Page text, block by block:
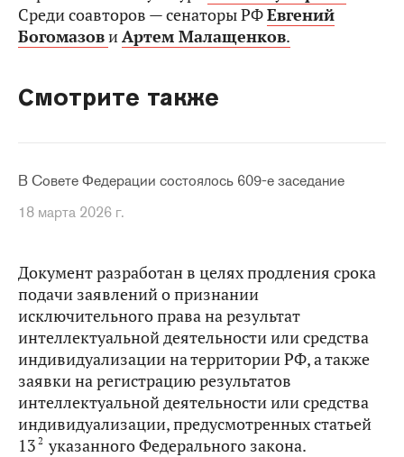
Среди соавторов — сенаторы РФЕвгений
БогомазовиАртем Малащенков.
Смотрите также
В Совете Федерации состоялось 609-е заседание
18 марта 2026 г.
Документ разработан в целях продления срока
подачи заявлений о признании
исключительного права на результат
интеллектуальной деятельности или средства
индивидуализации на территории РФ, а также
заявки на регистрацию результатов
интеллектуальной деятельности или средства
индивидуализации, предусмотренных статьей
13 2 указанного Федерального закона.